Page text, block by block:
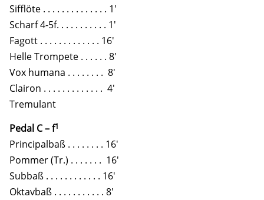
Sifflöte . . . . . . . . . . . . . . 1'
Scharf 4-5f. . . . . . . . . . . 1'
Fagott . . . . . . . . . . . . . 16'
Helle Trompete . . . . . . 8'
Vox humana . . . . . . . . 8'
Clairon . . . . . . . . . . . . . 4'
Tremulant
Pedal C – f1
Principalbaß . . . . . . . . 16'
Pommer (Tr.) . . . . . . . 16'
Subbaß . . . . . . . . . . . . 16'
Oktavbaß . . . . . . . . . . . 8'